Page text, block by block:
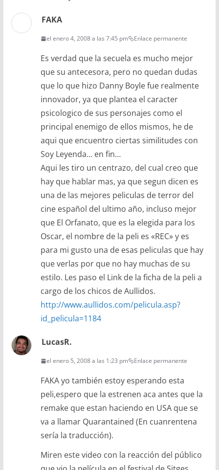
FAKA
el enero 4, 2008 a las 7:45 pm Enlace permanente
Es verdad que la secuela es mucho mejor
que su antecesora, pero no quedan dudas
que lo que hizo Danny Boyle fue realmente
innovador, ya que plantea el caracter
psicologico de sus personajes como el
principal enemigo de ellos mismos, he de
aqui que encuentro ciertas similitudes con
Soy Leyenda… en fin…
Aqui les tiro un centrazo, del cual creo que
hay que hablar mas, ya que segun dicen es
una de las mejores peliculas de terror del
cine español del ultimo año, incluso mejor
que El Orfanato, que es la elegida para los
Oscar, el nombre de la peli es «REC» y es
para mi gusto una de esas peliculas que hay
que verlas por que no hay muchas de su
estilo. Les paso el Link de la ficha de la peli a
cargo de los chicos de Aullidos.
http://www.aullidos.com/pelicula.asp?
id_pelicula=1184
LucasR.
el enero 5, 2008 a las 1:23 pm Enlace permanente
FAKA yo también estoy esperando esta
peli,espero que la estrenen aca antes que la
remake que estan haciendo en USA que se
va a llamar Quarantained (En cuanrentena
sería la traducción).
Miren este video con la reacción del público